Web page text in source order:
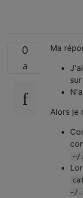
0
Ma
Alors je
~/
~/